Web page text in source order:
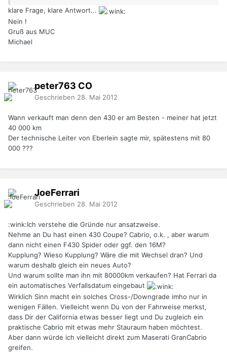
klare Frage, klare Antwort...
Nein !
Gruß aus MUC
Michael
peter763 CO
Geschrieben 28. Mai 2012
Wann verkauft man denn den 430 er am Besten - meiner hat jetzt
40 000 km
Der technische Leiter von Eberlein sagte mir, spätestens mit 80
000 ???
JoeFerrari
Geschrieben 28. Mai 2012
:wink:Ich verstehe die Gründe nur ansatzweise.
Nehme an Du hast einen 430 Coupe? Cabrio, o.k. , aber warum
dann nicht einen F430 Spider oder ggf. den 16M?
Kupplung? Wieso Kupplung? Wäre die mit Wechsel dran? Und
warum deshalb gleich ein neues Auto?
Und warum sollte man ihn mit 80000km verkaufen? Hat Ferrari da
ein automatisches Verfallsdatum eingebaut
Wirklich Sinn macht ein solches Cross-/Downgrade imho nur in
wenigen Fällen. Vielleicht wenn Du von der Fahrweise merkst,
dass Dir der California etwas besser liegt und Du zugleich ein
praktische Cabrio mit etwas mehr Stauraum haben möchtest.
Aber dann würde ich vielleicht direkt zum Maserati GranCabrio
greifen.